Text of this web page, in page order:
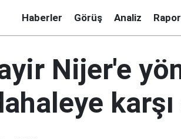
Haberler Görüş Analiz Rapor
Nijer'e
karşı